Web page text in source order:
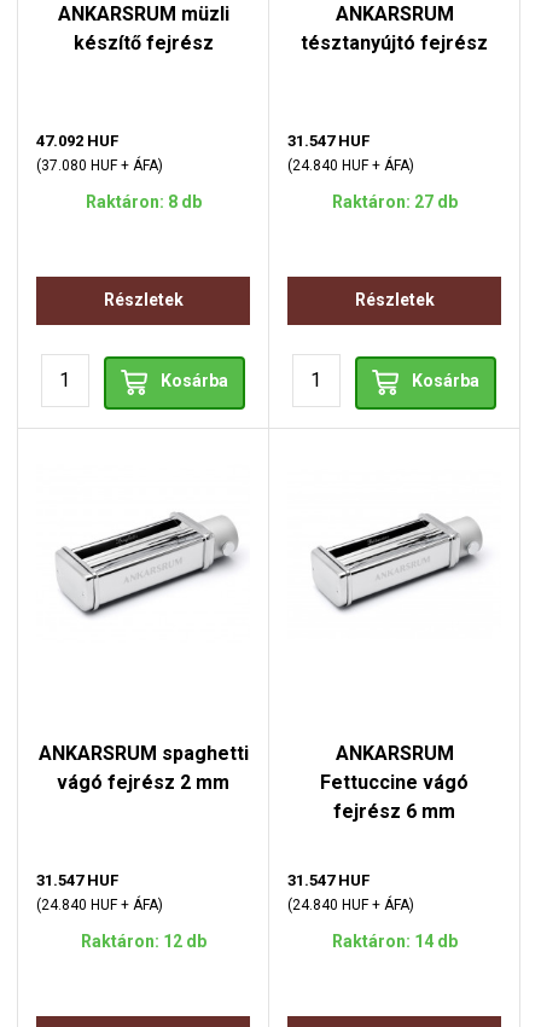
ANKARSRUM müzli
készítő fejrész
47.092 HUF
(37.080 HUF + ÁFA)
Raktáron: 8 db
Részletek
Kosárba
ANKARSRUM
tésztanyújtó fejrész
31.547 HUF
(24.840 HUF + ÁFA)
Raktáron: 27 db
Részletek
Kosárba
ANKARSRUM spaghetti
vágó fejrész 2 mm
31.547 HUF
(24.840 HUF + ÁFA)
Raktáron: 12 db
ANKARSRUM
Fettuccine vágó
fejrész 6 mm
31.547 HUF
(24.840 HUF + ÁFA)
Raktáron: 14 db